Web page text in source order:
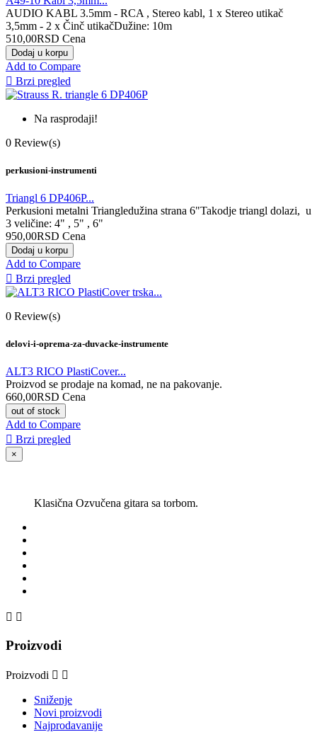
AUDIO KABL 3.5mm - RCA , Stereo kabl, 1 x Stereo utikač
3,5mm - 2 x Činč utikačDužine: 10m
510,00RSD Cena
Dodaj u korpu
Add to Compare
 Brzi pregled
Na rasprodaji!
0 Review(s)
perkusioni-instrumenti
Triangl 6 DP406P...
Perkusioni metalni Triangledužina strana 6"Takodje triangl dolazi, u
3 veličine: 4" , 5" , 6"
950,00RSD Cena
Dodaj u korpu
Add to Compare
 Brzi pregled
0 Review(s)
delovi-i-oprema-za-duvacke-instrumente
ALT3 RICO PlastiCover...
Proizvod se prodaje na komad, ne na pakovanje.
660,00RSD Cena
out of stock
Add to Compare
 Brzi pregled
×
Klasična Ozvučena gitara sa torbom.
 
Proizvodi
Proizvodi  
Sniženje
Novi proizvodi
Najprodavanije